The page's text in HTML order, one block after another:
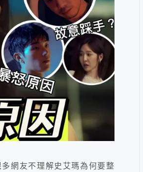
網友不理解史艾瑪為何要整